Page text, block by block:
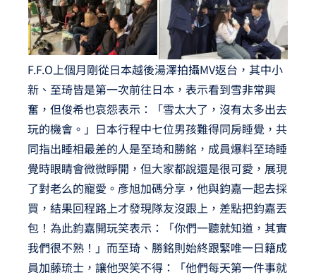
F.F.O上個月剛從日本越後湯澤拍攝MV返台，其中小
新、至琦皆是第一次前往日本，表示看到雪非常興
奮，但俊希也哀怨表示：「雪太大了，沒有太多出去
玩的機會。」日本行程中七位男孩難得同房睡覺，共
同指出睡相最差的人是至琦和勝銘，成員爆料至琦睡
覺時眼睛會微微睜開，但大家都說還是很可愛，展現
了對老么的寵愛。彥旭加碼分享，他與鈞嘉一起去採
買，結果回程路上才發現隊友沒跟上，差點把鈞嘉丟
包！為此鈞嘉開玩笑表示：「你們一聽就知道，其實
我們很不熟！」而至琦、勝銘則始終跟緊唯一日籍成
員加藤琉士，讓他哭笑不得：「他們每天第一件事就